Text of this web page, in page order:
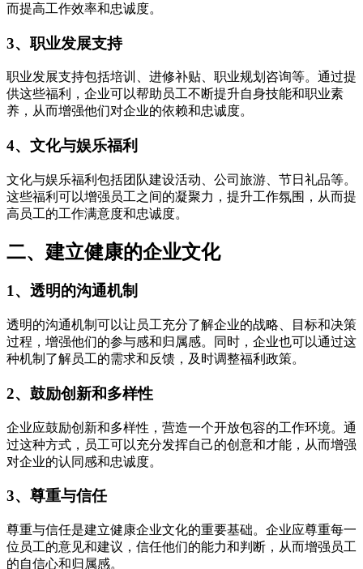
而提高工作效率和忠诚度。
3、职业发展支持
职业发展支持包括培训、进修补贴、职业规划咨询等。通过提
供这些福利，企业可以帮助员工不断提升自身技能和职业素
养，从而增强他们对企业的依赖和忠诚度。
4、文化与娱乐福利
文化与娱乐福利包括团队建设活动、公司旅游、节日礼品等。
这些福利可以增强员工之间的凝聚力，提升工作氛围，从而提
高员工的工作满意度和忠诚度。
二、建立健康的企业文化
1、透明的沟通机制
透明的沟通机制可以让员工充分了解企业的战略、目标和决策
过程，增强他们的参与感和归属感。同时，企业也可以通过这
种机制了解员工的需求和反馈，及时调整福利政策。
2、鼓励创新和多样性
企业应鼓励创新和多样性，营造一个开放包容的工作环境。通
过这种方式，员工可以充分发挥自己的创意和才能，从而增强
对企业的认同感和忠诚度。
3、尊重与信任
尊重与信任是建立健康企业文化的重要基础。企业应尊重每一
位员工的意见和建议，信任他们的能力和判断，从而增强员工
的自信心和归属感。